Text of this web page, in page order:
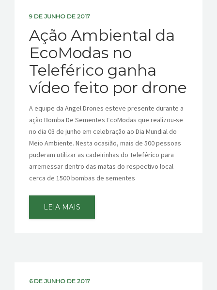
9 DE JUNHO DE 2017
Ação Ambiental da
EcoModas no
Teleférico ganha
vídeo feito por drone
A equipe da Angel Drones esteve presente durante a
ação Bomba De Sementes EcoModas que realizou-se
no dia 03 de junho em celebração ao Dia Mundial do
Meio Ambiente. Nesta ocasião, mais de 500 pessoas
puderam utilizar as cadeirinhas do Teleférico para
arremessar dentro das matas do respectivo local
cerca de 1500 bombas de sementes
LEIA MAIS
6 DE JUNHO DE 2017